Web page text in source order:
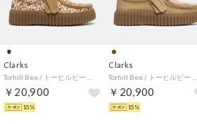
Clarks
￥20,900
15%
Clarks
￥20,900
15%